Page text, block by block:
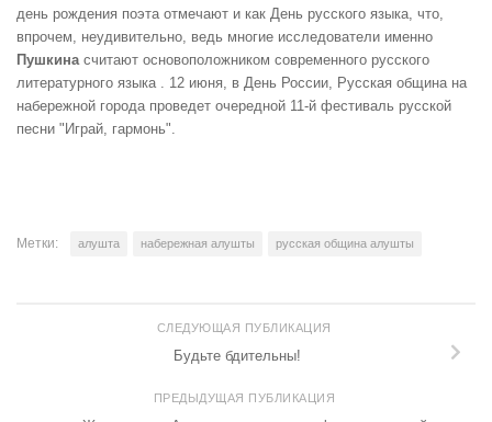
день рождения поэта отмечают и как День русского языка, что,
впрочем, неудивительно, ведь многие исследователи именно
Пушкина считают основоположником современного русского
литературного языка . 12 июня, в День России, Русская община на
набережной города проведет очередной 11-й фестиваль русской
песни "Играй, гармонь".
Метки: алушта набережная алушты русская община алушты
СЛЕДУЮЩАЯ ПУБЛИКАЦИЯ
Будьте бдительны!
ПРЕДЫДУЩАЯ ПУБЛИКАЦИЯ